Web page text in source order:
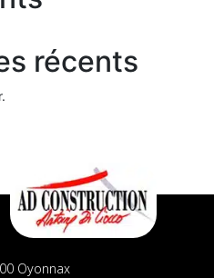
récents
Oyonnax